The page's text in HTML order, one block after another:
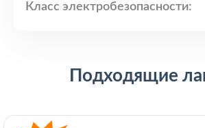
Класс электробезопасности:
Подходящие